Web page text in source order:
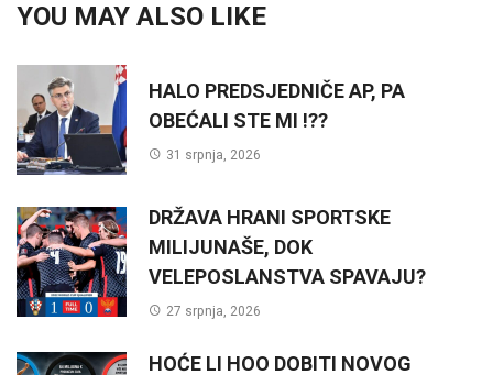
YOU MAY ALSO LIKE
HALO PREDSJEDNIČE AP, PA
OBEĆALI STE MI !??
31 srpnja, 2026
DRŽAVA HRANI SPORTSKE
MILIJUNAŠE, DOK
VELEPOSLANSTVA SPAVAJU?
27 srpnja, 2026
HOĆE LI HOO DOBITI NOVOG